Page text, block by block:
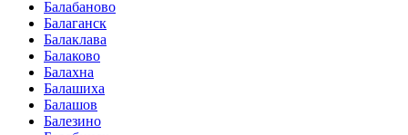
Балабаново
Балаганск
Балаклава
Балаково
Балахна
Балашиха
Балашов
Балезино